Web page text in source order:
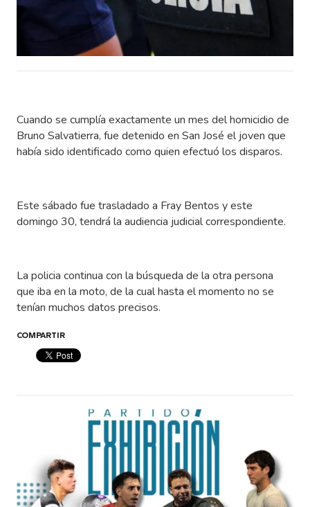
Cuando se cumplía exactamente un mes del homicidio de
Bruno Salvatierra, fue detenido en San José el joven que
había sido identificado como quien efectuó los disparos.
Este sábado fue trasladado a Fray Bentos y este
domingo 30, tendrá la audiencia judicial correspondiente.
La policia continua con la búsqueda de la otra persona
que iba en la moto, de la cual hasta el momento no se
tenían muchos datos precisos.
COMPARTIR